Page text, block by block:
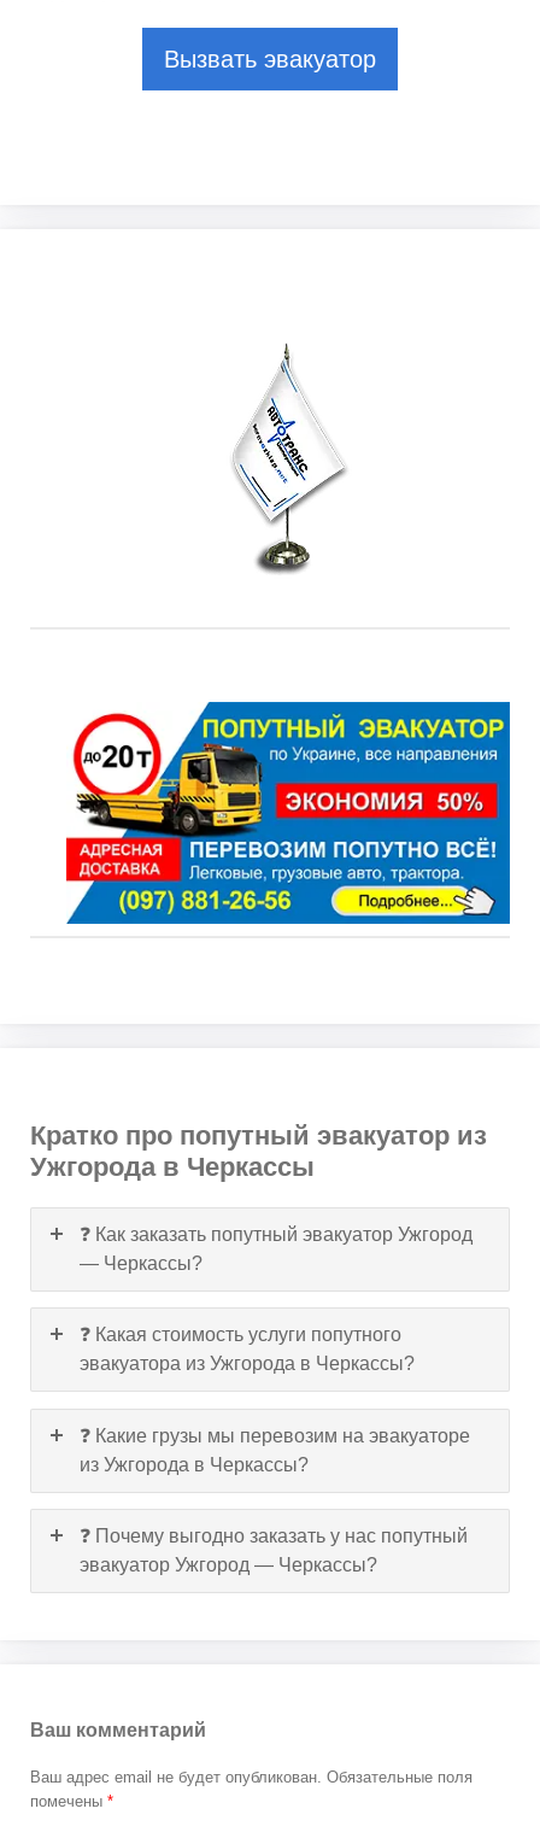
Вызвать эвакуатор
Кратко про попутный эвакуатор из
Ужгорода в Черкассы
❓ Как заказать попутный эвакуатор Ужгород
— Черкассы?
❓ Какая стоимость услуги попутного
эвакуатора из Ужгорода в Черкассы?
❓ Какие грузы мы перевозим на эвакуаторе
из Ужгорода в Черкассы?
❓ Почему выгодно заказать у нас попутный
эвакуатор Ужгород — Черкассы?
Ваш комментарий
Ваш адрес email не будет опубликован. Обязательные поля
помечены *